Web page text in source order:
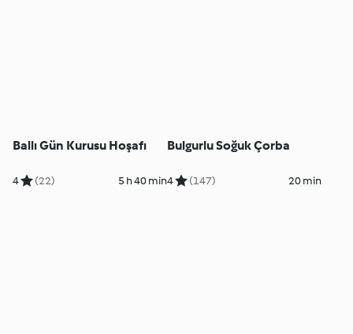
Ballı Gün Kurusu Hoşafı
4 (22) 5 h 40 min
Bulgurlu Soğuk Çorba
4 (147) 20 min